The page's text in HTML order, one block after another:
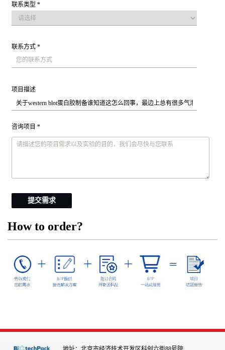
联系类型 *
联系方式 *
项目描述
咨询项目 *
提交需求
How to order?